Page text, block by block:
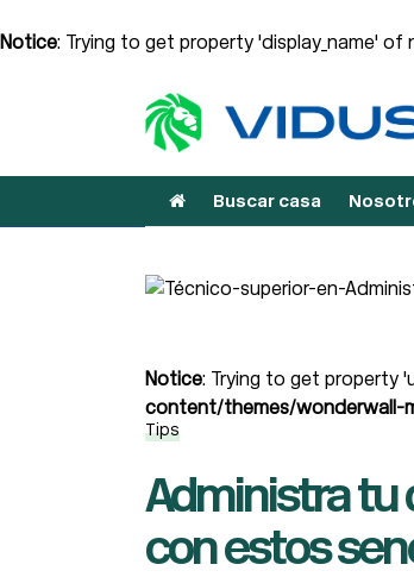
Notice: Trying to get property 'display_name' of
Buscar casa
Notice: Trying to get property
content/themes/wonderwall-
Tips
Administra tu
con estos